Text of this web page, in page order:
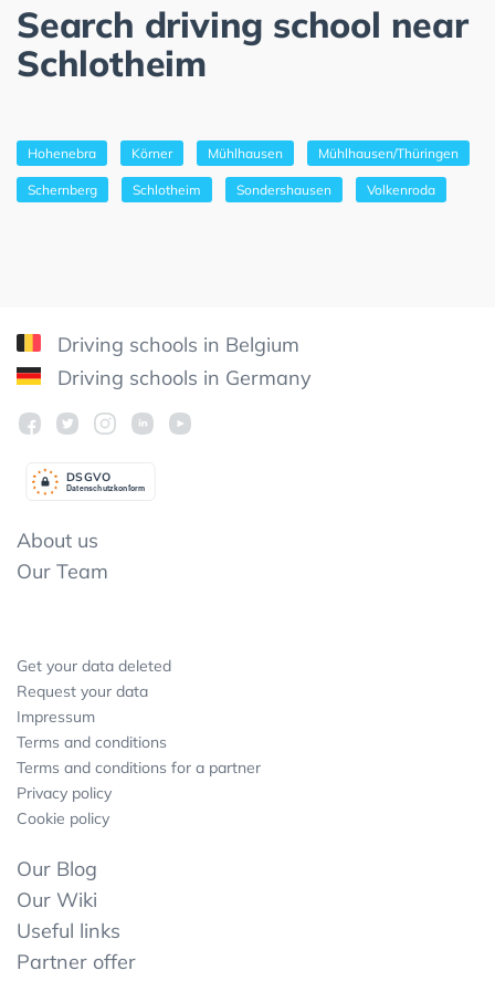
Search driving school near
Schlotheim
Hohenebra Körner Mühlhausen Mühlhausen/Thüringen
Schernberg Schlotheim Sondershausen Volkenroda
Driving schools in Belgium
Driving schools in Germany
Datenschutzkonform
DSGVO
About us
Our Team
Get your data deleted
Request your data
Impressum
Terms and conditions
Terms and conditions for a partner
Privacy policy
Cookie policy
Our Blog
Our Wiki
Useful links
Partner offer